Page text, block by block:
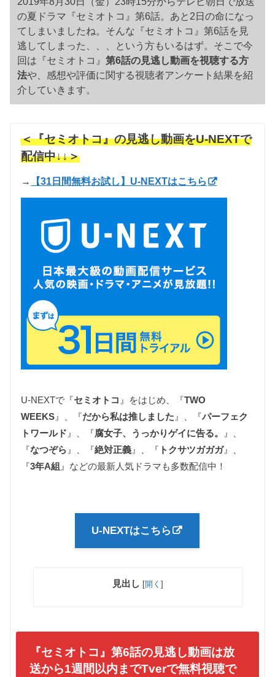
の夏ドラマ『セミオトコ』第6話。あと2日の命になっ
てしまいましたね。そんな『セミオトコ』第6話を見
逃してしまった、、、という方もいるはず。そこで今
回は『セミオトコ』第6話の見逃し動画を視聴する方
法や、感想や評価に関する視聴者アンケート結果を紹
介していきます。
＜『セミオトコ』の見逃し動画をU-NEXTで
配信中↓↓＞
→ 【31日間無料お試し】U-NEXTはこちら
U-NEXTで『セミオトコ 』をはじめ、『TWO
WEEKS 』、『だから私は推しました 』、『パーフェク
トワールド 』、『腐女子、うっかりゲイに告る。
』、
『なつぞら 』、『絶対正義 』、『 トクサツガガガ』、
『3年A組 』などの最新人気ドラマも多数配信中！
U-NEXTはこちら
見出し [開く ]
『セミオトコ』第6話の見逃し動画は放
送から1週間以内までTverで無料視聴で